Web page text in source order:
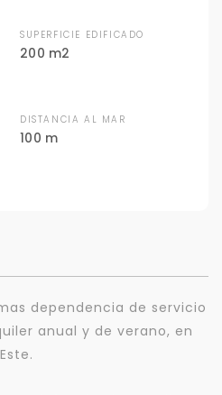
SUPERFICIE EDIFICADO
200 m2
DISTANCIA AL MAR
100 m
dependencia de servicio
anual y de verano, en